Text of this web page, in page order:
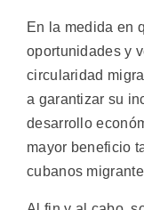
En la medida en
oportunidades y
circularidad
a garantizar su
desarrollo
mayor beneficio
cubanos